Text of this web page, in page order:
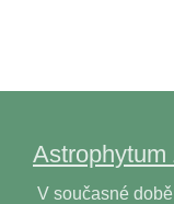
Astrophytum
V současné